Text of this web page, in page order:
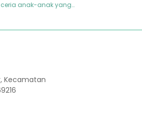
anak-anak yang…
Kecamatan